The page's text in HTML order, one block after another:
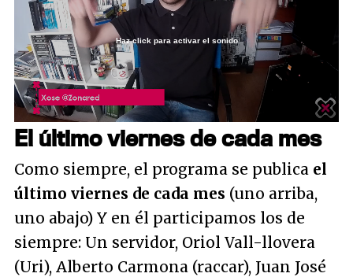
Loaded:
4.24%
Haz click para activar el sonido
El último viernes de cada mes
Como siempre, el programa se publica el
último viernes de cada mes (uno arriba,
uno abajo) Y en él participamos los de
siempre: Un servidor, Oriol Vall-llovera
(Uri), Alberto Carmona (raccar), Juan José